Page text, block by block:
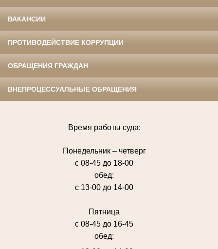
ВАКАНСИИ
ПРОТИВОДЕЙСТВИЕ КОРРУПЦИИ
ОБРАЩЕНИЯ ГРАЖДАН
ВНЕПРОЦЕССУАЛЬНЫЕ ОБРАЩЕНИЯ
Время работы суда:
Понедельник – четверг
с 08-45 до 18-00
обед:
с 13-00 до 14-00
Пятница
с 08-45 до 16-45
обед: